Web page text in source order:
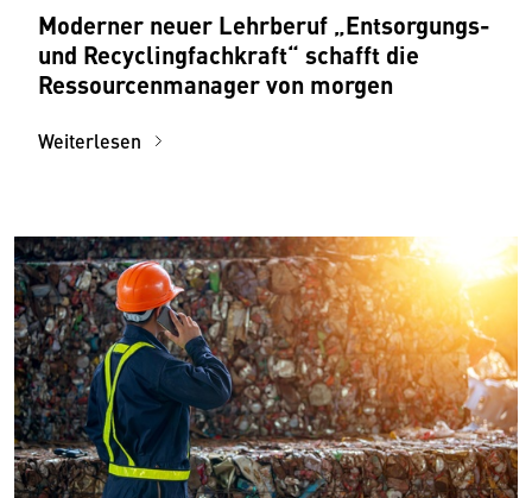
Moderner neuer Lehrberuf „Entsorgungs-
und Recyclingfachkraft“ schafft die
Ressourcenmanager von morgen
Weiterlesen